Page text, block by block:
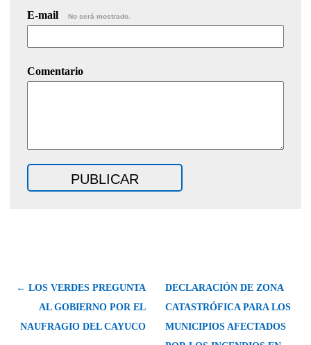
E-mail No será mostrado.
Comentario
← LOS VERDES PREGUNTA
AL GOBIERNO POR EL
NAUFRAGIO DEL CAYUCO
DECLARACIÓN DE ZONA
CATASTRÓFICA PARA LOS
MUNICIPIOS AFECTADOS